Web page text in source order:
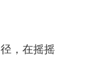
，在摇摇